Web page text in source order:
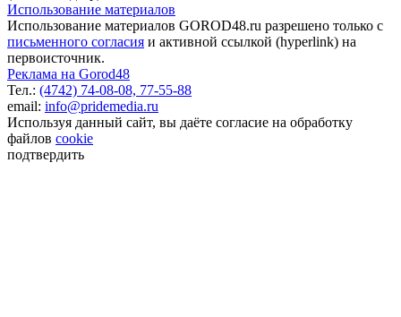
Использование материалов
Использование материалов GOROD48.ru разрешено только с
письменного согласия и активной ссылкой (hyperlink) на
первоисточник.
Реклама на Gorod48
Тел.: (4742) 74-08-08, 77-55-88
email: info@pridemedia.ru
Используя данный сайт, вы даёте согласие на обработку
файлов cookie
подтвердить